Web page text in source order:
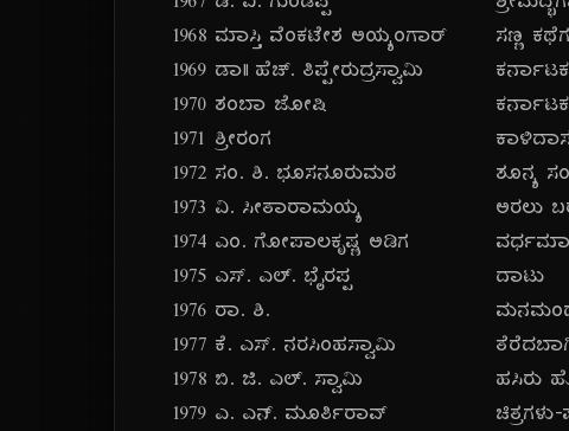
೧೯೬೮ ಮಾಸ್ತಿ ವೆಂಕಟೇಶ ಅಯ್ಯಂಗಾರ್
ಸಣ್ಣ
೧೯೬೯ ಡಾ|| ಹೆಚ್. ತಿಪ್ಪೇರುದ್ರಸ್ವಾಮಿ
೧೯೭೦ ಶಂಬಾ ಜೋಷಿ
೧೯೭೧ ಶ್ರೀರಂಗ
೧೯೭೨ ಸಂ. ಶಿ. ಭೂಸನೂರುಮಠ
ಶೂನ್ಯ
೧೯೭೩ ವಿ. ಸೀತಾರಾಮಯ್ಯ
ಅರಲು
೧೯೭೪ ಎಂ. ಗೋಪಾಲಕೃಷ್ಣ ಅಡಿಗ
೧೯೭೫ ಎಸ್. ಎಲ್. ಭೈರಪ್ಪ
ದಾಟು
೧೯೭೬ ರಾ. ಶಿ.
೧೯೭೭ ಕೆ. ಎಸ್. ನರಸಿಂಹಸ್ವಾಮಿ
೧೯೭೮ ಬಿ. ಜಿ. ಎಲ್. ಸ್ವಾಮಿ
ಹಸಿರು
೧೯೭೯ ಎ. ಎನ್. ಮೂರ್ತಿರಾವ್
ಚಿತ್ರಗಳು-